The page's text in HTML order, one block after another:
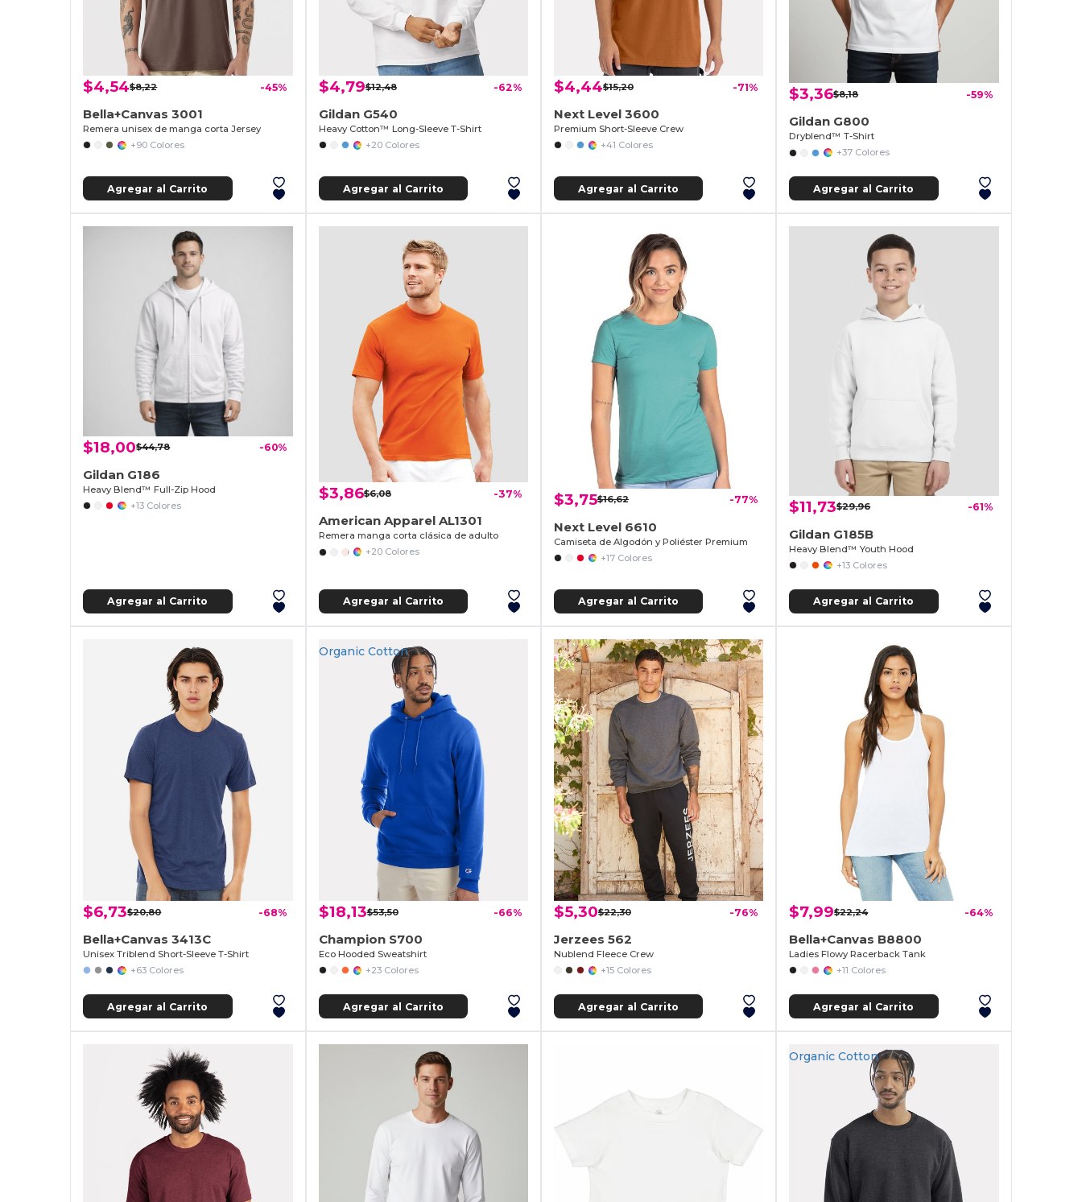
$4,54$8,22 -45%
Bella+Canvas 3001
Remera unisex de manga corta Jersey
+90 Colores
Agregar al Carrito
$4,79$12,48 -62%
Gildan G540
Heavy Cotton™ Long-Sleeve T-Shirt
+20 Colores
Agregar al Carrito
$4,44$15,20 -71%
Next Level 3600
Premium Short-Sleeve Crew
+41 Colores
Agregar al Carrito
$3,36$8,18 -59%
Gildan G800
Dryblend™ T-Shirt
+37 Colores
Agregar al Carrito
$18,00$44,78 -60%
Gildan G186
Heavy Blend™ Full-Zip Hood
+13 Colores
Agregar al Carrito
$3,86$6,08 -37%
American Apparel AL1301
Remera manga corta clásica de adulto
+20 Colores
Agregar al Carrito
$3,75$16,62 -77%
Next Level 6610
Camiseta de Algodón y Poliéster Premium
+17 Colores
Agregar al Carrito
$11,73$29,96 -61%
Gildan G185B
Heavy Blend™ Youth Hood
+13 Colores
Agregar al Carrito
$6,73$20,80 -68%
Bella+Canvas 3413C
Unisex Triblend Short-Sleeve T-Shirt
+63 Colores
Agregar al Carrito
Organic Cotton
$18,13$53,50 -66%
Champion S700
Eco Hooded Sweatshirt
+23 Colores
Agregar al Carrito
$5,30$22,30 -76%
Jerzees 562
Nublend Fleece Crew
+15 Colores
Agregar al Carrito
$7,99$22,24 -64%
Bella+Canvas B8800
Ladies Flowy Racerback Tank
+11 Colores
Agregar al Carrito
Organic Cotton